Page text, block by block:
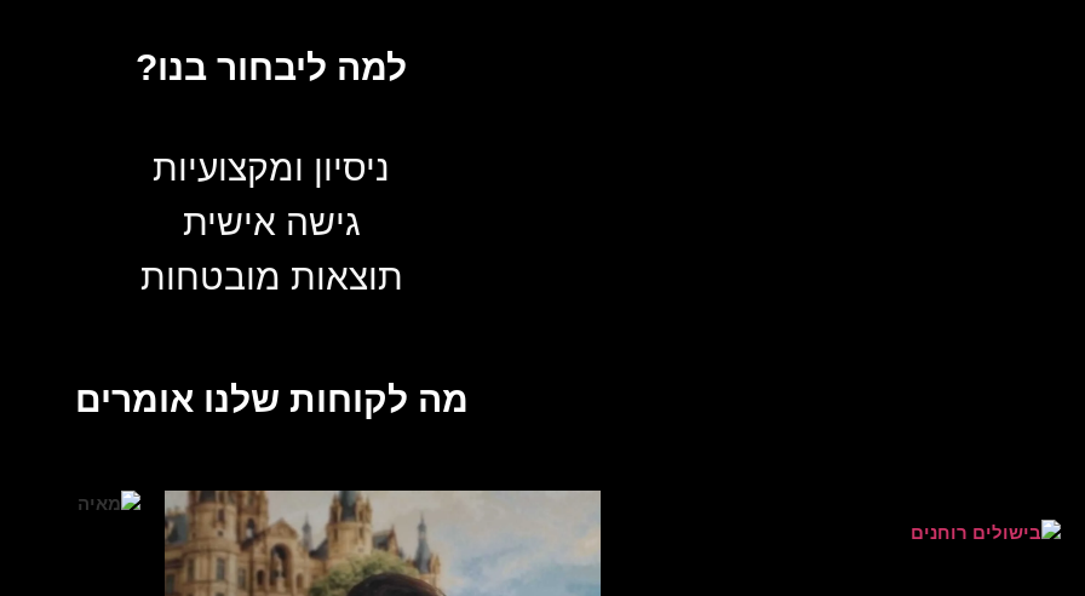
למה ליבחור בנו?
ניסיון ומקצועיות
גישה אישית
תוצאות מובטחות
מה לקוחות שלנו אומרים